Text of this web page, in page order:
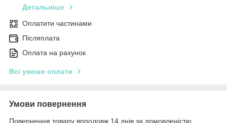
Детальніше
Оплатити частинами
Післяплата
Оплата на рахунок
Всі умови оплати
Умови повернення
Повернення товару впродовж 14 днів за домовленістю